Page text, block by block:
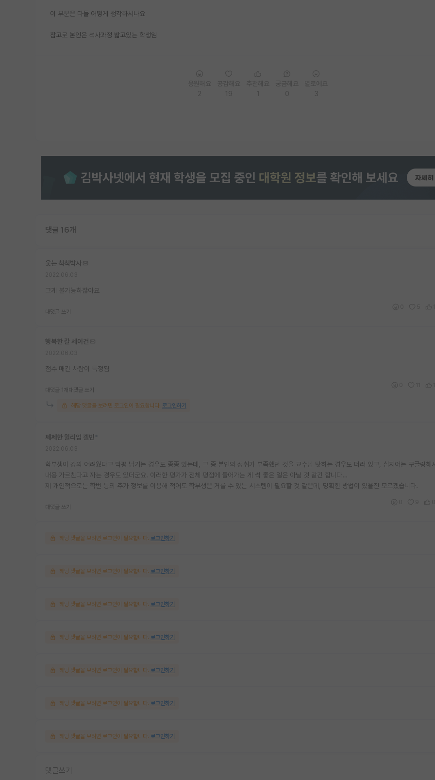
이 부분은 다들 어떻게 생각하시나요
참고로 본인은 석사과정 밟고있는 학생임
댓글 16개
웃는 척척박사
그게 불가능하잖아요
대댓글 쓰기
행복한 칼 세이건
점수 매긴 사람이 특정됨
대댓글 1개 대댓글 쓰기
해당 댓글을 보려면 로그인이 필요합니다. 로그인하기
쩨쩨한 윌리엄 켈빈
학부생이 강의 어려웠다고 악평 남기는 경우도 종종 있는데, 그 중 본인의 성취가 부족했던 것을 교수님 탓하는 경우도 더러 있고, 심지어는 구글링해
내용 가르친다고 까는 경우도 있더군요. 이러한 평가가 전체 평점에 들어가는 게 썩 좋은 일은 아닐 것 같긴 합니다…
제 개인적으로는 학번 등의 추가 정보를 이용해 적어도 학부생은 거를 수 있는 시스템이 필요할 것 같은데, 명확한 방법이 있을진 모르겠습니다.
대댓글 쓰기
해당 댓글을 보려면 로그인이 필요합니다. 로그인하기
해당 댓글을 보려면 로그인이 필요합니다. 로그인하기
해당 댓글을 보려면 로그인이 필요합니다. 로그인하기
해당 댓글을 보려면 로그인이 필요합니다. 로그인하기
해당 댓글을 보려면 로그인이 필요합니다. 로그인하기
해당 댓글을 보려면 로그인이 필요합니다. 로그인하기
해당 댓글을 보려면 로그인이 필요합니다. 로그인하기
댓글쓰기